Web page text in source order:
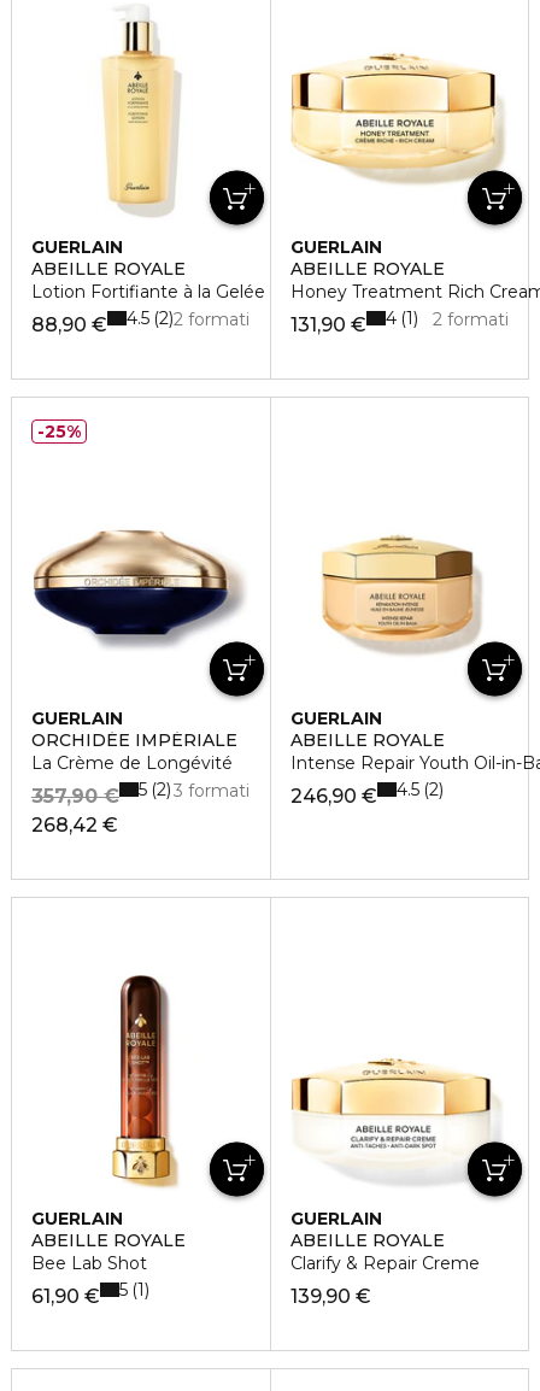
GUERLAIN
ABEILLE ROYALE
Lotion Fortifiante à la Gelée Royale
88,90 € 2 formati
4.5 2
GUERLAIN
ABEILLE ROYALE
Honey Treatment Rich
131,90 € 2 formati
4 1
GUERLAIN
ORCHIDÉE IMPÉRIALE
La Crème de Longévité
268,42 €
357,90 € 3 formati
5 2
25%
GUERLAIN
ABEILLE ROYALE
Intense Repair Youth Oil-in-
246,90 € 4.5 2
GUERLAIN
ABEILLE ROYALE
Bee Lab Shot
61,90 € 5 1
GUERLAIN
ABEILLE ROYALE
Clarify & Repair Creme
139,90 €